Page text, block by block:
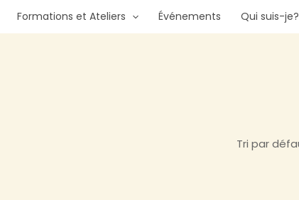
Formations et Ateliers Événements Qui suis-je?